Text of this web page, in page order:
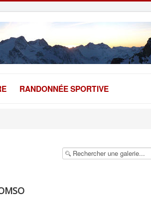
RANDONNÉE SPORTIVE